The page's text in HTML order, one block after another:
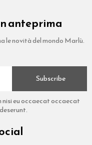
anteprima
le novità del mondo Marlù.
Subscribe
eu occaecat occaecat